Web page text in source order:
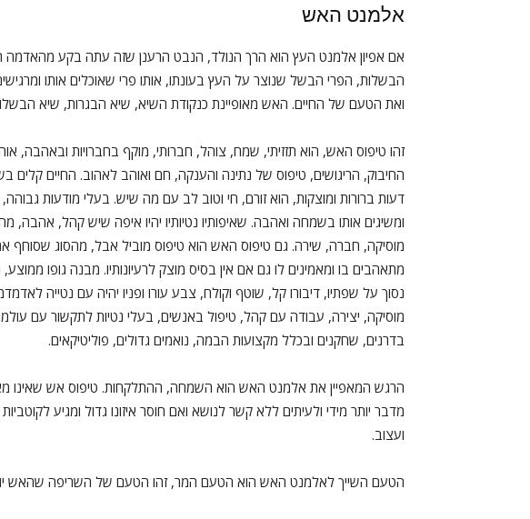
אלמנט האש
אם אפיון אלמנט העץ הוא הרך הנולד, הנבט הרענן שזה עתה בקע מהאדמה
הבשלות, הפרי הבשל שנוצר על העץ בעונתו, אותו פרי שאוכלים אותו
ואת הטעם של החיים. האש מאופיינת כנקודת השיא, שיא הבגרות, שיא
זהו טיפוס האש, הוא תזזיתי, שמח, צוהל, חברותי, מוקף בחברויות
החיבוק, הריגושים, טיפוס של נתינה והענקה, חם ואוהב לאהוב. החיים קלים
דעות ברורות ומוצקות, הוא זורם, חי וטוב לב עם מה שיש. בעלי מודעות
ומשיגים אותו בשמחה ואהבה. שאיפותיו נטיותיו יהיו איפה שיש קהל, אהבה,
מוסיקה, חברה, שירה. גם טיפוס האש הוא טיפוס מוביל אבל, מהסוג שסוחף
מתאהבים בו ומאמינים לו גם אם אין בסיס מוצק לרעיונותיו. מבנה גופו
נסוך על שפתיו, דיבורו קל, שוטף וקולח, צבע עורו ופניו יהיה עם נטייה
מוסיקה, יצירה, עבודה עם קהל, טיפול באנשים, בעלי נטיות לתקשור עם
בדרנים, שחקנים ובכלל מקצועות הבמה, נואמים גדולים, פוליטיקאים.
הרגש המאפיין את אלמנט האש הוא השמחה, ההתלקחות. טיפוס אש שאינו
מדבר יותר מידי ולעיתים ללא קשר לנושא ואם חוסר איזונו גדול ומגיע
ועצוב.
הטעם השייך לאלמנט האש הוא הטעם המר, זהו הטעם של השריפה שהאש